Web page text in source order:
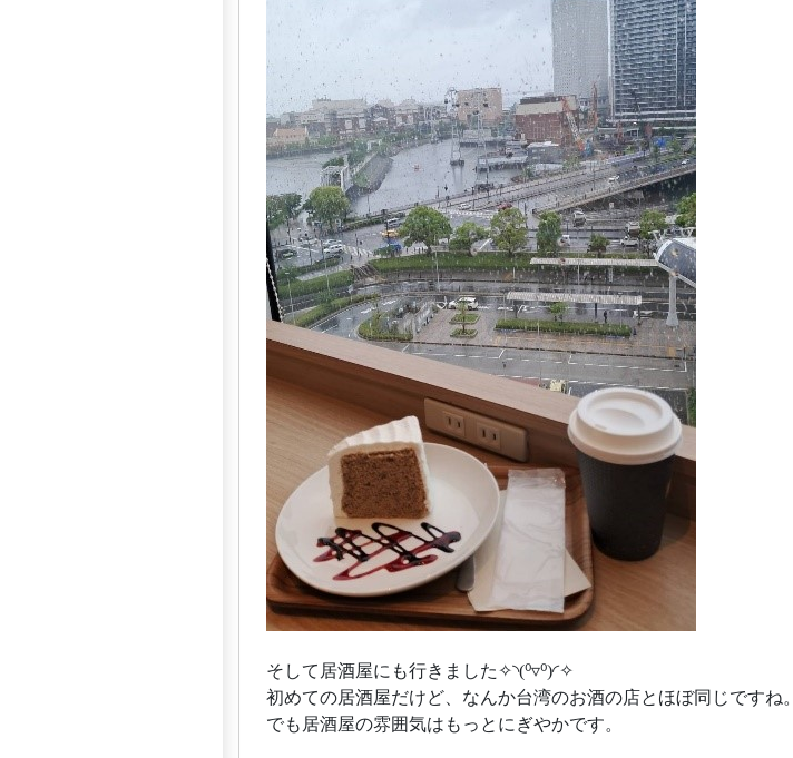
そして居酒屋にも行きました✧◝(⁰▿⁰)◜✧
初めての居酒屋だけど、なんか台湾のお酒の店とほぼ同じですね。
でも居酒屋の雰囲気はもっとにぎやかです。